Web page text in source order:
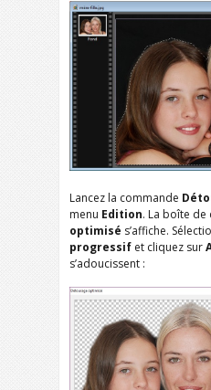
Lancez la commande
menu Edition. La boîte de
optimisé s’affiche.
progressif et cliquez sur
s’adoucissent :